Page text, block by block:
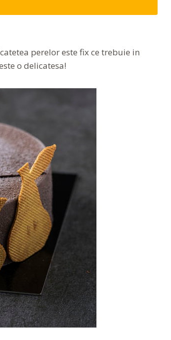
perelor este fix ce trebuie in
o delicatesa!